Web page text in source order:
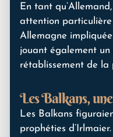
En tant
attention particulière
Allemagne
jouant également
rétablissement de la
Les Balkans,
Les Balkans
prophéties